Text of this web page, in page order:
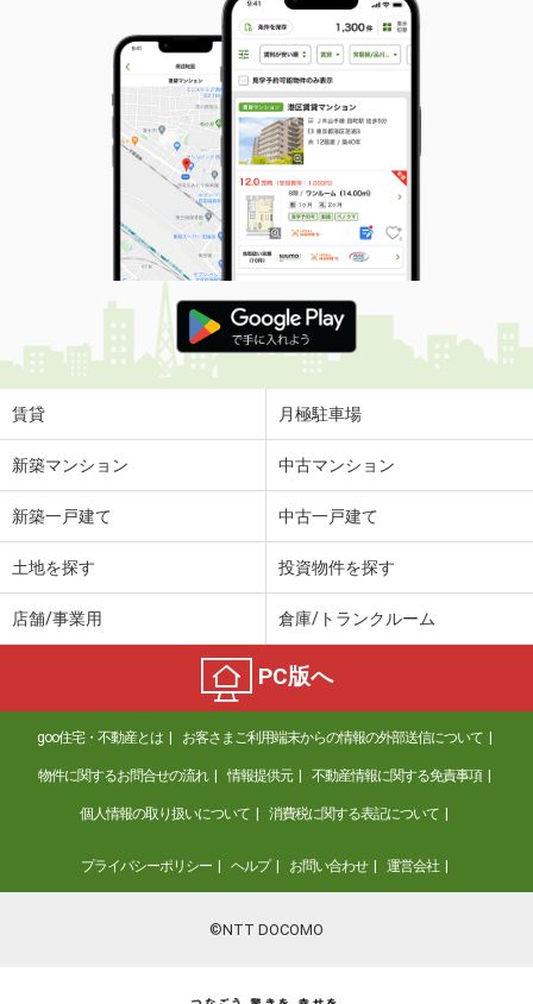
賃貸 月極駐車場
新築マンション 中古マンション
新築一戸建て 中古一戸建て
土地を探す 投資物件を探す
店舗/事業用 倉庫/トランクルーム
PC版へ
goo住宅・不動産とは お客さまご利用端末からの情報の外部送信について
物件に関するお問合せの流れ 情報提供元 不動産情報に関する免責事項
個人情報の取り扱いについて 消費税に関する表記について
プライバシーポリシー ヘルプ お問い合わせ 運営会社
©NTT DOCOMO